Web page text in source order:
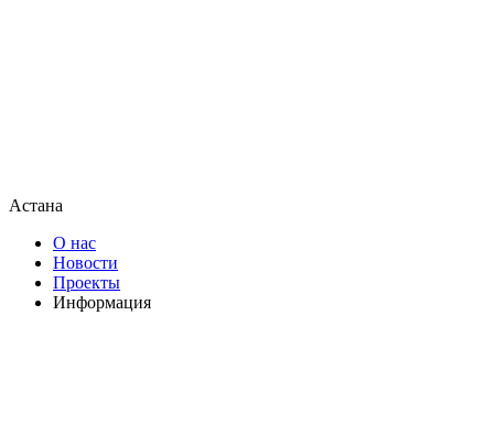
Астана
О нас
Новости
Проекты
Информация